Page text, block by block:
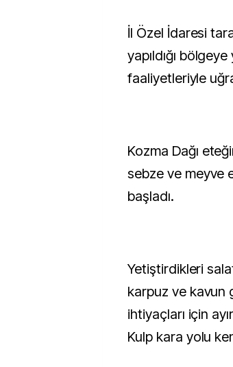
İl Özel İdaresi
yapıldığı
faaliyetleriyle
Kozma Dağı
sebze ve meyve
başladı.
Yetiştirdikleri
karpuz ve kavun
ihtiyaçları için
Kulp kara yolu